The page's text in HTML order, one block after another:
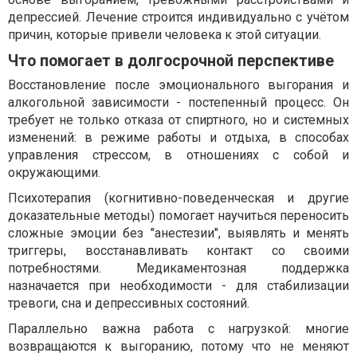
депрессией. Лечение строится индивидуально с учётом
причин, которые привели человека к этой ситуации.
Что помогает в долгосрочной перспективе
Восстановление после эмоционального выгорания и
алкогольной зависимости - постепенный процесс. Он
требует не только отказа от спиртного, но и системных
изменений: в режиме работы и отдыха, в способах
управления стрессом, в отношениях с собой и
окружающими.
Психотерапия (когнитивно-поведенческая и другие
доказательные методы) помогает научиться переносить
сложные эмоции без "анестезии", выявлять и менять
триггеры, восстанавливать контакт со своими
потребностями. Медикаментозная поддержка
назначается при необходимости - для стабилизации
тревоги, сна и депрессивных состояний.
Параллельно важна работа с нагрузкой: многие
возвращаются к выгоранию, потому что не меняют